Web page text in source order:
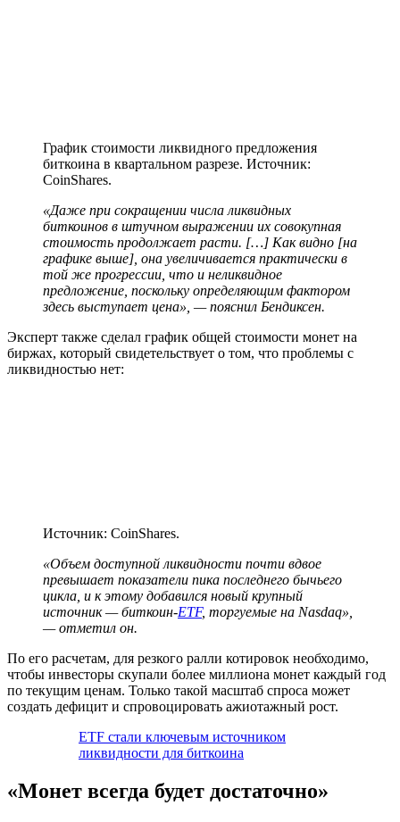
График стоимости ликвидного предложения
биткоина в квартальном разрезе. Источник:
CoinShares.
«Даже при сокращении числа ликвидных
биткоинов в штучном выражении их совокупная
стоимость продолжает расти. […] Как видно [на
графике выше], она увеличивается практически в
той же прогрессии, что и неликвидное
предложение, поскольку определяющим фактором
здесь выступает цена», — пояснил Бендиксен.
Эксперт также сделал график общей стоимости монет на
биржах, который свидетельствует о том, что проблемы с
ликвидностью нет:
Источник: CoinShares.
«Объем доступной ликвидности почти вдвое
превышает показатели пика последнего бычьего
цикла, и к этому добавился новый крупный
источник — биткоин-ETF, торгуемые на Nasdaq»,
— отметил он.
По его расчетам, для резкого ралли котировок необходимо,
чтобы инвесторы скупали более миллиона монет каждый год
по текущим ценам. Только такой масштаб спроса может
создать дефицит и спровоцировать ажиотажный рост.
ETF стали ключевым источником
ликвидности для биткоина
«Монет всегда будет достаточно»